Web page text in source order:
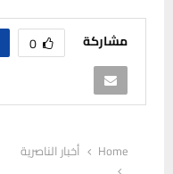
مشاركة 0
Home
أخبار الناصرية